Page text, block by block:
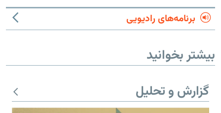
برنامه‌های رادیویی
بیشتر بخوانید
گزارش و تحلیل